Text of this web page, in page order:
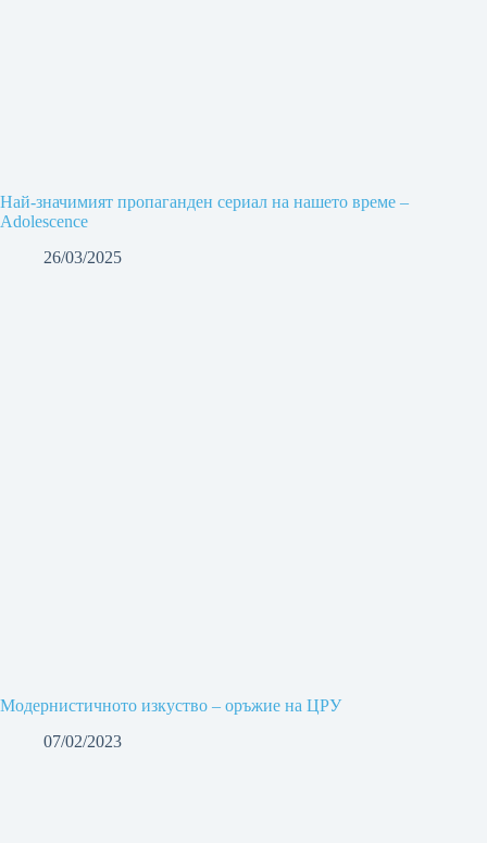
Най-значимият пропаганден сериал на нашето време –
Adolescence
26/03/2025
Модернистичното изкуство – оръжие на ЦРУ
07/02/2023